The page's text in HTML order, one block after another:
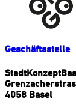
Geschäftsstelle
4058 Basel